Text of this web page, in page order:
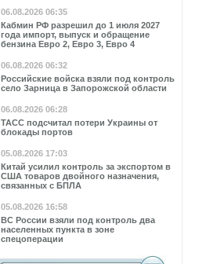
06.08.2026 06:35
Кабмин РФ разрешил до 1 июля 2027
года импорт, выпуск и обращение
бензина Евро 2, Евро 3, Евро 4
06.08.2026 06:32
Российские войска взяли под контроль
село Зарница в Запорожской области
06.08.2026 06:28
ТАСС подсчитал потери Украины от
блокады портов
05.08.2026 17:03
Китай усилил контроль за экспортом в
США товаров двойного назначения,
связанных с БПЛА
05.08.2026 16:58
ВС России взяли под контроль два
населенных пункта в зоне
спецоперации